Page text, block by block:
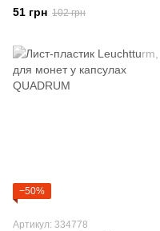
капсулах
51 грн 102 грн
−50%
Артикул: 334778